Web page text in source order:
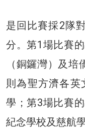
是回比賽採2隊
分。第1場比賽
（銅鑼灣）及
則為聖方濟各
學；第3場比賽
紀念學校及慈航學